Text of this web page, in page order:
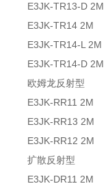
E3JK-TR13-
E3JK-TR14
E3JK-TR14-L
E3JK-TR14-
欧姆龙反射型
E3JK-RR11
E3JK-RR13
E3JK-RR12
扩散反射型
E3JK-DR11